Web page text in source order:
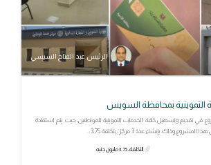
الرئيس عبد الفتاح السيسي
التموينية بمحافظة السويس
في تقديم وتسهيل كافة الخدمات التموينية للمواطنين، حيث يتم استفادة
التكلفة: 3.75 مليون جنيه